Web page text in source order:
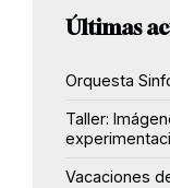
Últimas
Orquesta
Taller:
Vacaciones